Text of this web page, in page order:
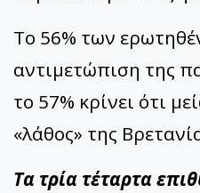
Το 56% των
αντιμετώπιση της
το 57% κρίνει ότι
«λάθος» της
Τα τρία τέταρτα